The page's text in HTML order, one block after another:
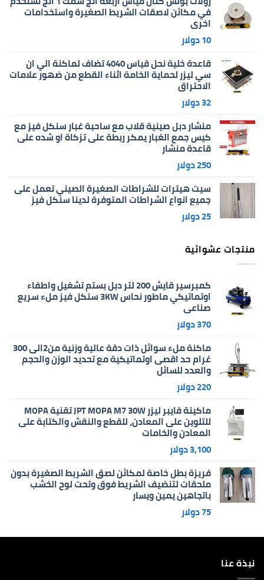
في مكائن لاصقات الشريط الصغيرة واستخدامات
اخرى
10دولار
قاعدة خلية نحل قياس 4040 تضاف لماكنة الي ان
سي ليزر لحماية الخامة اثناء القطع من ضهور علامات
الاحتراق
32دولار
منشار دبل صينية قلاب مع ساحبة غبار سنكل فيز مع
كيس جمع الغبار يمكر ربطة على تزكاة او شده على
قاعدة منشار
250دولار
سيت هيترات للشراطات الصغيرة الصيني تعمل على
جميع انواع الشراطات المتوفرة لدينا سنكل فيز
25دولار
منتجات عشوائية
كمبرسير قايش 200 لتر دبل بستم تشغيل واطفاء
اوتماتيكي ماطور نحاس 3KW سنكل فيز ملء سريع
صناعي
370دولار
ماكنة ملء سوائل ذات دقة عالية وزنية من2الى 300
غرام حد اقصى اوتماتيكية مع تحديد الوزن والحجم
والعدد للسائل
220دولار
ماكينة فايبر ليزر JPT MOPA M7 30W تقنية MOPA
للتلوين على المعادن، للقطع والنقش والكتابة على
المعادن والخامات
3,100دولار
فريزة بطل خاصة لمكائن لصق الشريط الصغيرة بدون
ملحقات لتنضيف الشريط فوق وتحت لوح الخشب
باتجاهين يمين ويسار
75دولار
نبذة عنا